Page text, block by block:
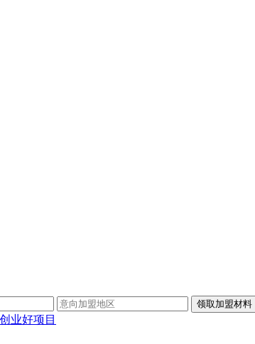
业好项目